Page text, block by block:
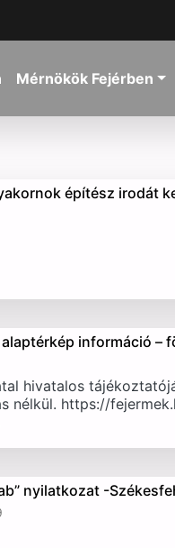
Mérnökök Fejérben
építész irodát
alaptérkép információ –
hivatalos
nélkül. https://
nyilatkozat -